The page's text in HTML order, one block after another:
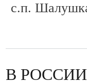
с.п.
В